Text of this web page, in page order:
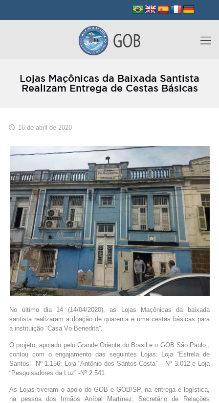
Lojas Maçônicas da Baixada Santista
Realizam Entrega de Cestas Básicas
16 de abril de 2020
No último dia 14 (14/04/2020), as Lojas Maçônicas da baixada
santista realizaram a doação de quarenta e uma cestas básicas para
a instituição “Casa Vó Benedita”.
O projeto, apoiado pelo Grande Oriente do Brasil e o GOB São Paulo,,
contou com o engajamento das seguintes Lojas: Loja “Estrela de
Santos” -Nº 1.156; Loja “Antônio dos Santos Costa” – Nº 3.012 e Loja
“Pesquisadores da Luz” -Nº 2.541.
As Lojas tiveram o apoio do GOB e GOB/SP, na entrega e logística,
na pessoa dos Irmãos Aníbal Martínez, Secretário de Relações